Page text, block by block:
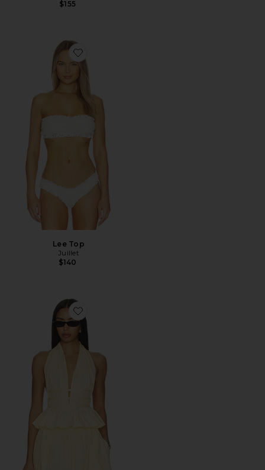
$155
Favorite Lee Top
Lee Top
Juillet
$140
Favorite Violet Top